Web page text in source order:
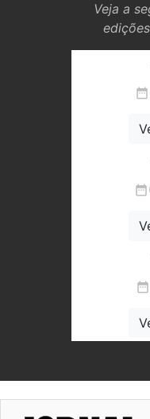
Veja a
date_range
date_range
date_range